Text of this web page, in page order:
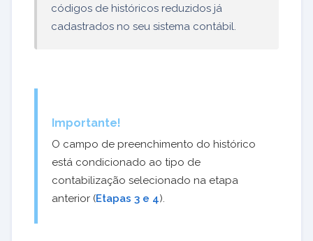
códigos de históricos reduzidos já
cadastrados no seu sistema contábil.
Importante!
O campo de preenchimento do histórico
está condicionado ao tipo de
contabilização selecionado na etapa
anterior (Etapas 3 e 4).